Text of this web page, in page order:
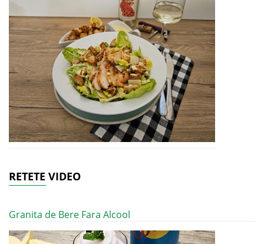
RETETE VIDEO
Granita de Bere Fara Alcool